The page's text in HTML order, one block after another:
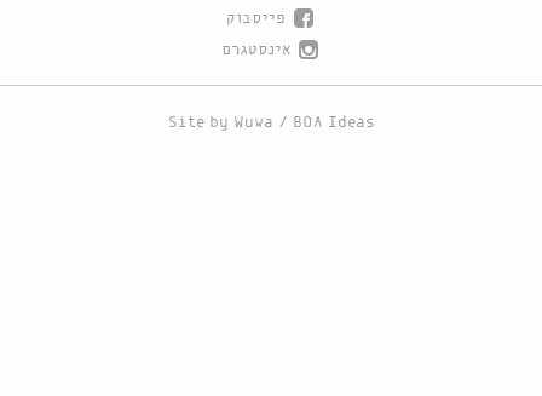
פייסבוק
אינסטגרם
Site by Wuwa / BOA Ideas